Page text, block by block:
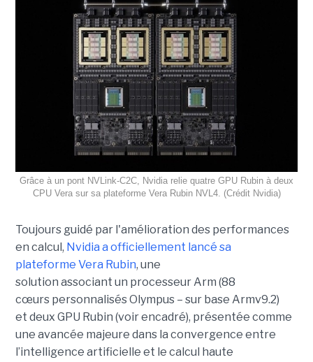
Grâce à un pont NVLink-C2C, Nvidia relie quatre GPU Rubin à deux
CPU Vera sur sa plateforme Vera Rubin NVL4. (Crédit Nvidia)
Toujours guidé par l'amélioration des performances
en calcul, Nvidia a officiellement lancé sa
plateforme Vera Rubin, une
solution associant un processeur Arm (88
cœurs personnalisés Olympus – sur base Armv9.2)
et deux GPU Rubin (voir encadré), présentée comme
une avancée majeure dans la convergence entre
l’intelligence artificielle et le calcul haute